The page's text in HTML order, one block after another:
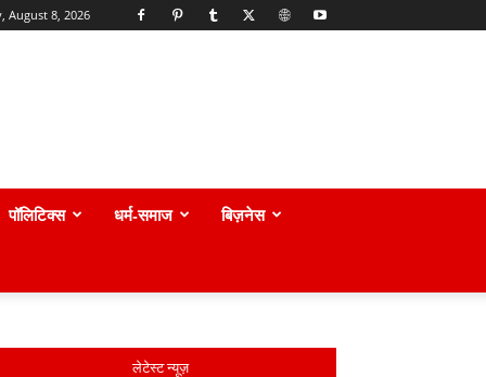
August 8, 2026
पॉलिटिक्स धर्म-समाज बिज़नेस
लेटेस्ट न्यूज़